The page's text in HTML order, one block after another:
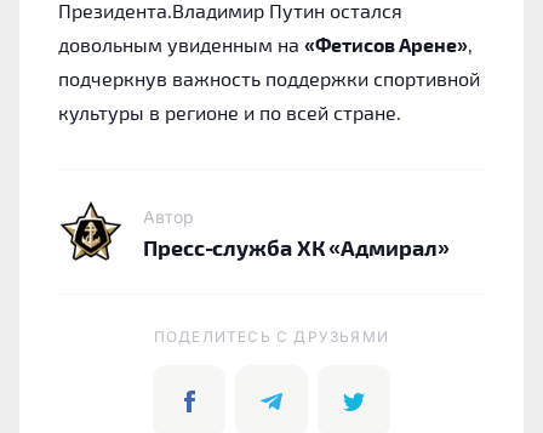
Президента.Владимир Путин остался
довольным увиденным на «Фетисов Арене»
подчеркнув важность поддержки спортивной
культуры в регионе и по всей стране.
Автор
Пресс-служба ХК «Адмирал»
ПОДЕЛИТЕСЬ C ДРУЗЬЯМИ